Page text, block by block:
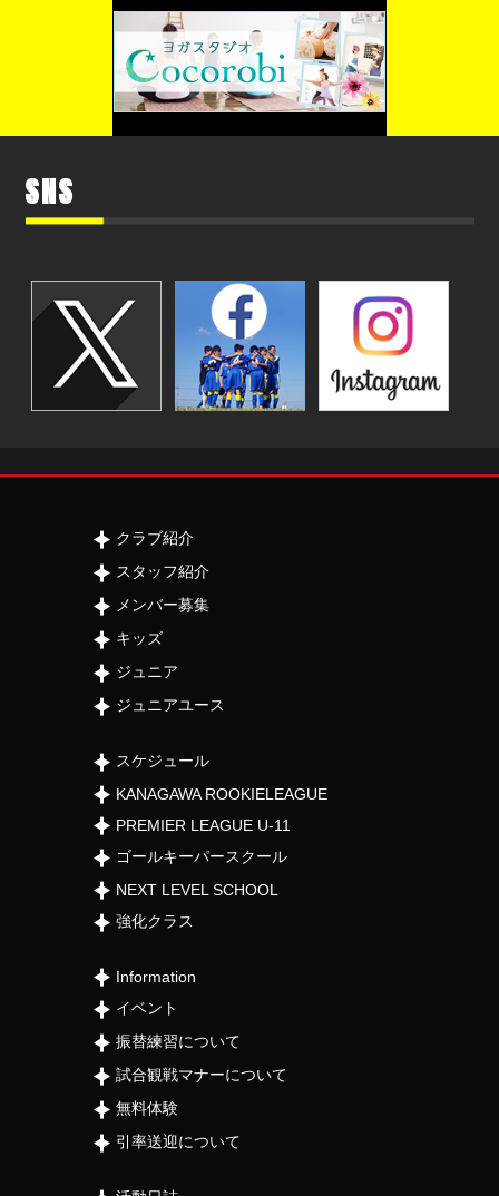
SNS
クラブ紹介
スタッフ紹介
メンバー募集
キッズ
ジュニア
ジュニアユース
スケジュール
KANAGAWA ROOKIELEAGUE
PREMIER LEAGUE U-11
ゴールキーパースクール
NEXT LEVEL SCHOOL
強化クラス
Information
イベント
振替練習について
試合観戦マナーについて
無料体験
引率送迎について